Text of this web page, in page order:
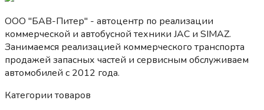
ООО "БАВ-Питер" - автоцентр по реализации
коммерческой и автобусной техники JAC и SIMAZ.
Занимаемся реализацией коммерческого транспорта
продажей запасных частей и сервисным обслуживаем
автомобилей c 2012 года.
Категории товаров